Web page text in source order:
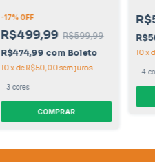
-17% OFF
R$499,99 R$599,99
R$474,99 com Boleto
10xdeR$50,00sem juros
3 cores
COMPRAR
10x
4